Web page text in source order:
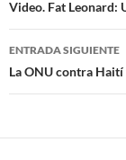
de
entradas
Video. Fat Leonard:
ENTRADA SIGUIENTE
La ONU contra